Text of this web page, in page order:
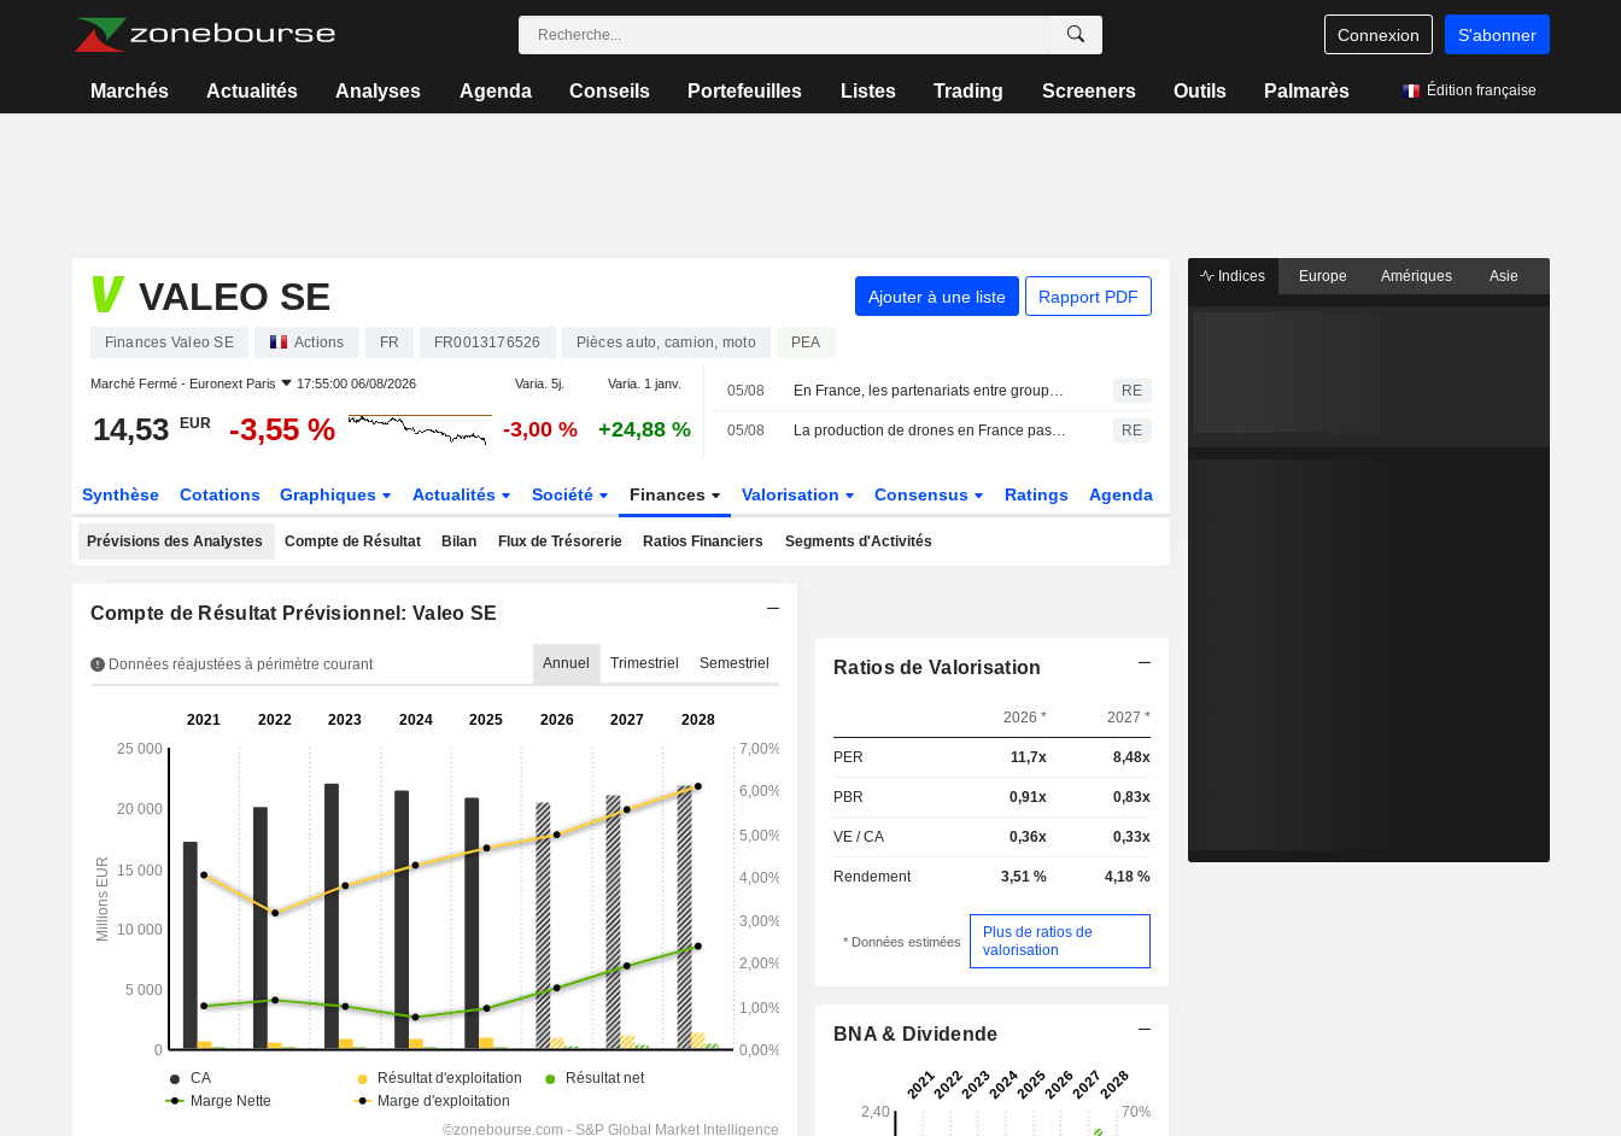
Connexion S'abonner
Marchés Actualités Analyses Agenda Conseils Portefeuilles Listes Trading Screeners Outils Palmarès Édition française
VALEO SE Ajouter à une liste Rapport PDF
Finances Valeo SE Actions FR FR0013176526 Pièces auto, camion, moto PEA
Marché Fermé - Euronext Paris 17:55:00 06/08/2026 Varia. 5j. Varia. 1 janv.
14,53 EUR -3,55 % -3,00 % +24,88 %
05/08 En France, les partenariats entre groupes automobiles et dronistes se multiplient RE
05/08 La production de drones en France passe de l'ambition politique à la phase industrielle RE
Synthèse Cotations Graphiques Actualités Société Finances Valorisation Consensus Ratings Agenda
Prévisions des Analystes Compte de Résultat Bilan Flux de Trésorerie Ratios Financiers Segments d'Activités
Compte de Résultat Prévisionnel: Valeo SE
Données réajustées à périmètre courant Annuel Trimestriel Semestriel Ratios de Valorisation
2026 * 2027 *
PER 11,7x 8,48x
PBR 0,91x 0,83x
VE / CA 0,36x 0,33x
Rendement 3,51 % 4,18 %
* Données estimées
Plus de ratios de
valorisation
BNA & Dividende
Indices Europe Amériques Asie